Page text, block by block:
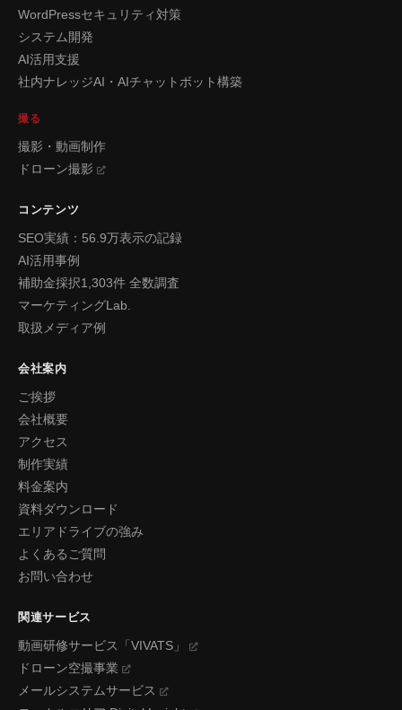
WordPressセキュリティ対策
システム開発
AI活用支援
社内ナレッジAI・AIチャットボット構築
撮る
撮影・動画制作
ドローン撮影
コンテンツ
SEO実績：56.9万表示の記録
AI活用事例
補助金採択1,303件 全数調査
マーケティングLab.
取扱メディア例
会社案内
ご挨拶
会社概要
アクセス
制作実績
料金案内
資料ダウンロード
エリアドライブの強み
よくあるご質問
お問い合わせ
関連サービス
動画研修サービス「VIVATS」
ドローン空撮事業
メールシステムサービス